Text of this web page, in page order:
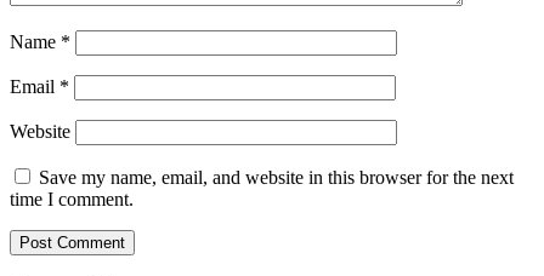
Name *
Email *
Website
Save my name, email, and website in this browser for the next
time I comment.